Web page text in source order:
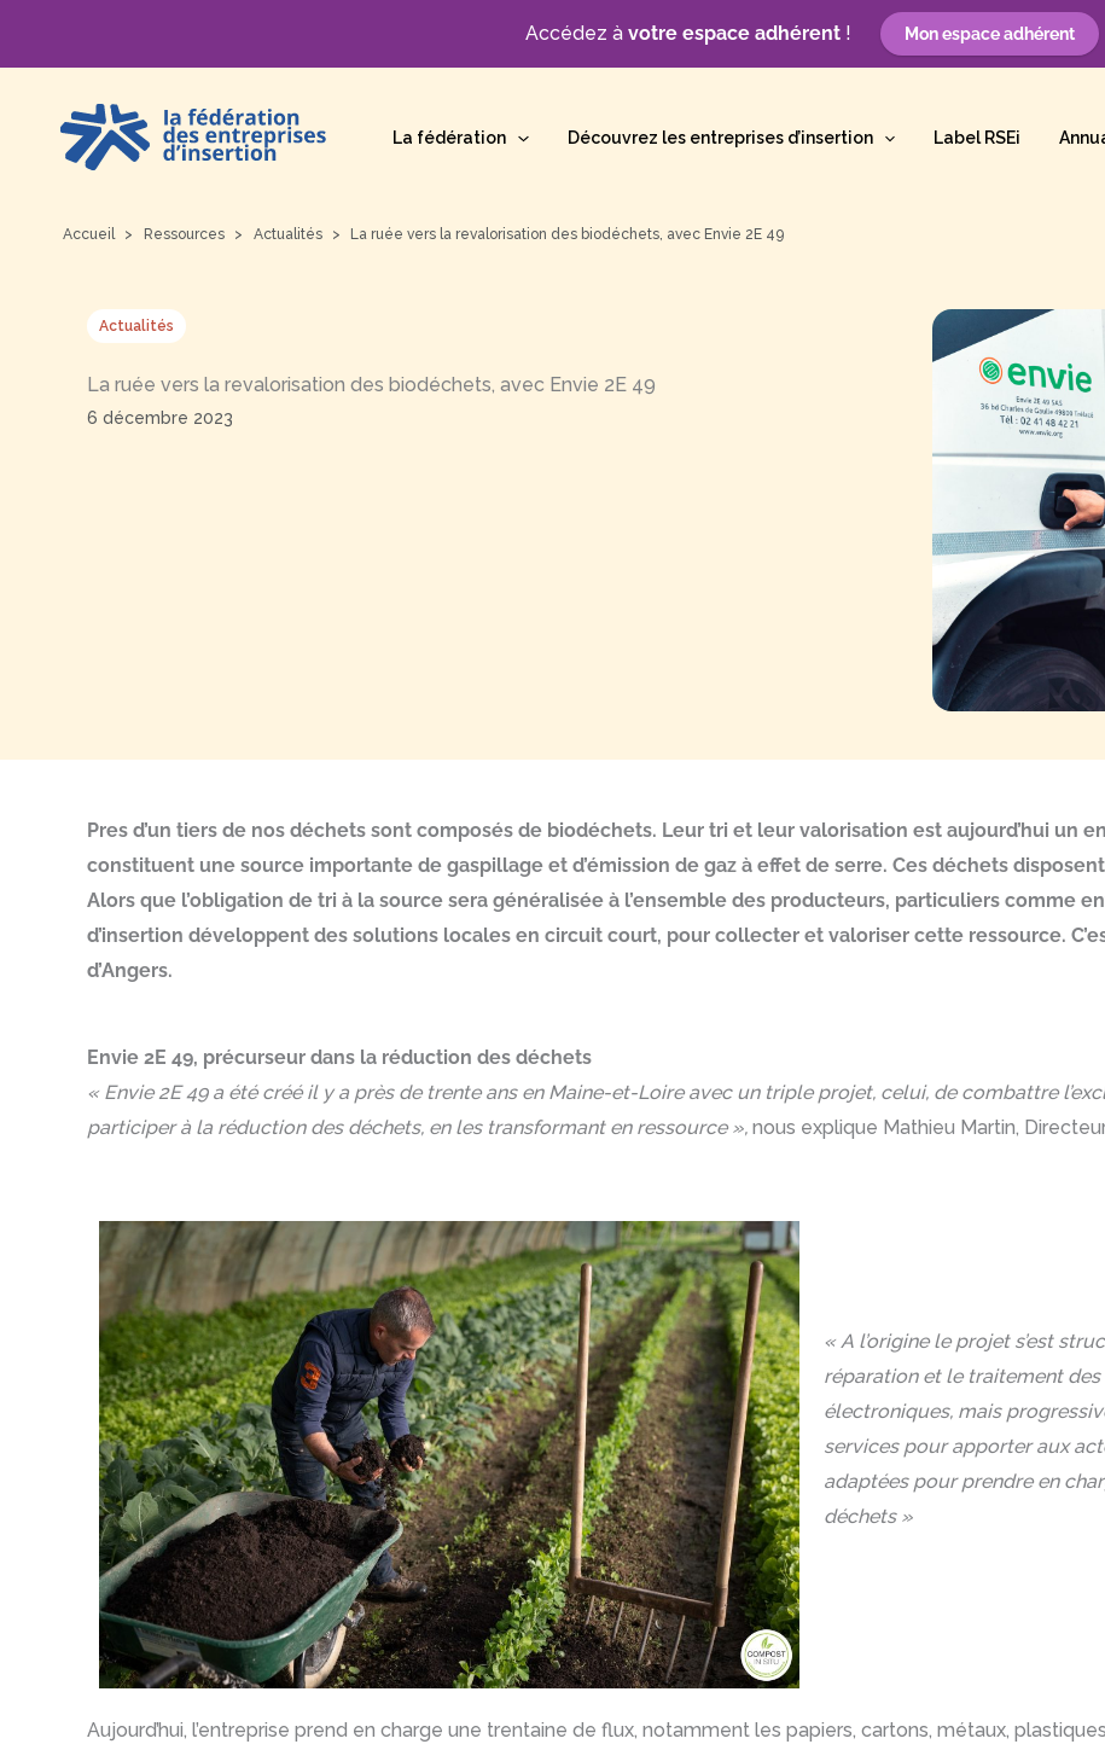
Accédez à votre espace adhérent! Mon espace adhérent
contenu
La fédération Découvrez les entreprises d’insertion Label RSEi
Accueil Ressources Actualités La ruée vers la revalorisation des biodéchets, avec Envie 2E 49
Actualités
La ruée vers la revalorisation des biodéchets, avec Envie 2E 49
6 décembre 2023
Pres d’un tiers de nos déchets sont composés de biodéchets. Leur tri et leur valorisation est aujourd’hui un
constituent une source importante de gaspillage et d’émission de gaz à effet de serre. Ces déchets
Alors que l’obligation de tri à la source sera généralisée à l’ensemble des producteurs, particuliers comme
d’insertion développent des solutions locales en circuit court, pour collecter et valoriser cette ressource.
d’Angers.
Envie 2E 49, précurseur dans la réduction des déchets
« Envie 2E 49 a été créé il y a près de trente ans en Maine-et-Loire avec un triple projet, celui, de combattre
participer à la réduction des déchets, en les transformant en ressource », nous explique Mathieu Martin,
« A l’origine le projet s’est
réparation et le traitement
électroniques, mais
services pour apporter aux
adaptées pour prendre en
déchets »
Aujourd’hui, l’entreprise prend en charge une trentaine de flux, notamment les papiers, cartons, métaux,